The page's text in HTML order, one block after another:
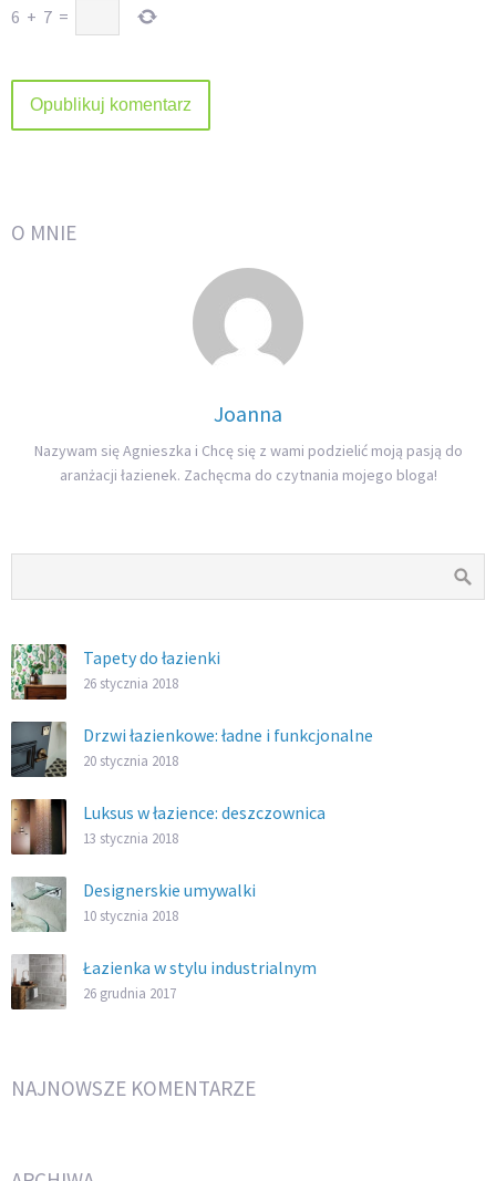
6 + 7 =
O MNIE
Joanna
Nazywam się Agnieszka i Chcę się z wami podzielić moją pasją do
aranżacji łazienek. Zachęcma do czytnania mojego bloga!
Tapety do łazienki
26 stycznia 2018
Drzwi łazienkowe: ładne i funkcjonalne
20 stycznia 2018
Luksus w łazience: deszczownica
13 stycznia 2018
Designerskie umywalki
10 stycznia 2018
Łazienka w stylu industrialnym
26 grudnia 2017
NAJNOWSZE KOMENTARZE